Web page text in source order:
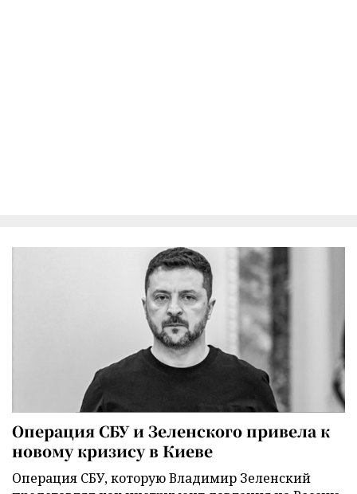
Операция СБУ и Зеленского привела к
новому кризису в Киеве
Операция СБУ, которую Владимир Зеленский